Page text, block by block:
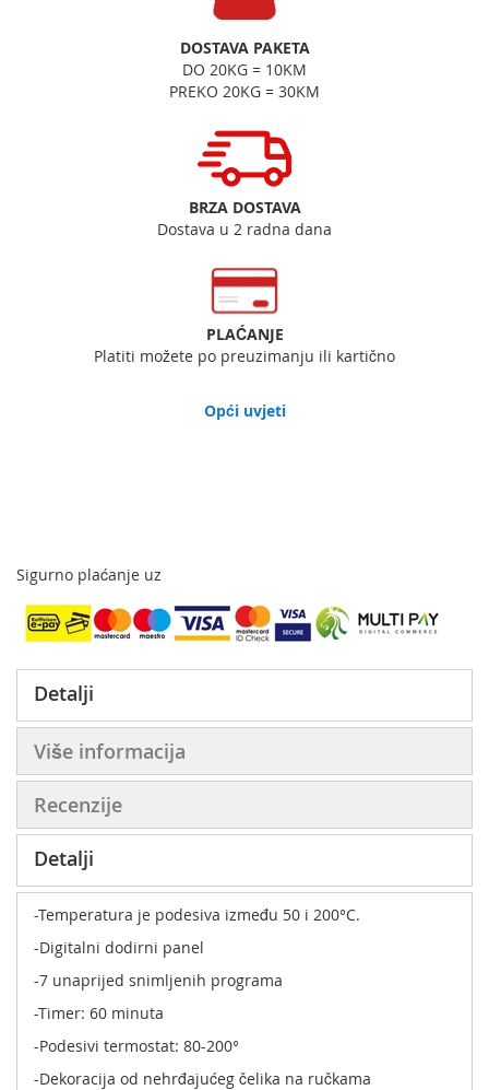
DOSTAVA PAKETA
DO 20KG = 10KM
PREKO 20KG = 30KM
BRZA DOSTAVA
Dostava u 2 radna dana
PLAĆANJE
Platiti možete po preuzimanju ili kartično
Opći uvjeti
Sigurno plaćanje uz
Detalji
Više informacija
Recenzije
Detalji
-Temperatura je podesiva između 50 i 200°C.
-Digitalni dodirni panel
-7 unaprijed snimljenih programa
-Timer: 60 minuta
-Podesivi termostat: 80-200°
-Dekoracija od nehrđajućeg čelika na ručkama